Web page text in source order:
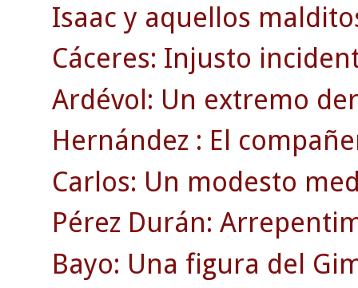
Isaac y aquellos
Cáceres: Injusto
Ardévol: Un extremo
Hernández : El
Carlos: Un modesto
Pérez Durán:
Bayo: Una figura del